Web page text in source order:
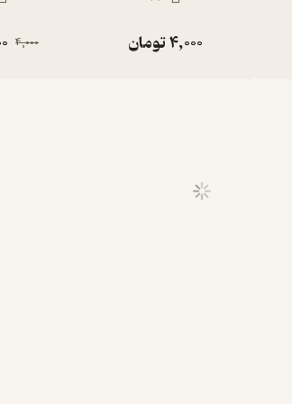
4,000تومان 4,000